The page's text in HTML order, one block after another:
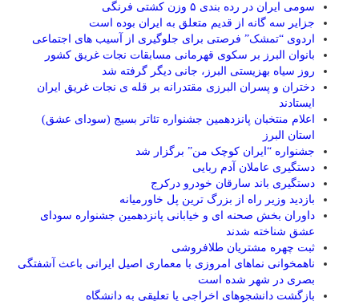
سومی ایران در رده بندی ۵ وزن کشتی فرنگی
جزایر سه گانه از قدیم متعلق به ایران بوده است
اردوی “تمشک” فرصتی برای جلوگیری از آسیب های اجتماعی
بانوان البرز بر سکوی قهرمانی مسابقات نجات غریق کشور
روز سیاه بهزیستی البرز، جانی دیگر گرفته شد
دختران و پسران البرزی مقتدرانه بر قله ی نجات غریق ایران
ایستادند
اعلام منتخبان پانزدهمین جشنواره تئاتر بسیج (سودای عشق)
استان البرز
جشنواره “ایران کوچک من” برگزار شد
دستگیری عاملان آدم ربایی
دستگیری باند سارقان خودرو درکرج
بازدید وزیر راه از بزرگ ترین پل خاورمیانه
داوران بخش صحنه ای و خیابانی پانزدهمین جشنواره سودای
عشق شناخته شدند
ثبت چهره مشتریان طلافروشی
ناهمخوانی نماهای امروزی با معماری اصیل ایرانی باعث آشفتگی
بصری در شهر شده است
بازگشت دانشجوهای اخراجی یا تعلیقی به دانشگاه